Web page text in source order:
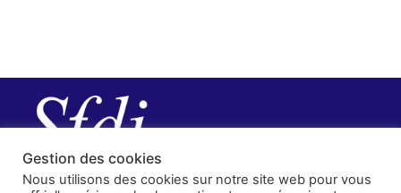
Gestion des cookies
Nous utilisons des cookies sur notre site web pour vous